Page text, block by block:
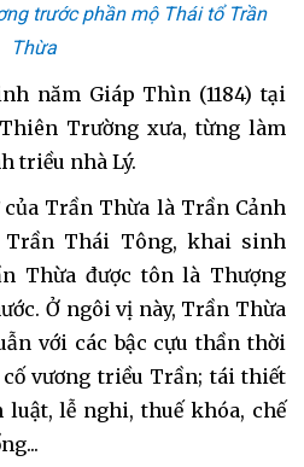
trước phần mộ Thái tổ Trần
Thừa
năm Giáp Thìn (1184) tại
Trường xưa, từng làm
triều nhà Lý.
của Trần Thừa là Trần Cảnh
Thái Tông, khai sinh
Thừa được tôn là Thượng
Ở ngôi vị này, Trần Thừa
với các bậc cựu thần thời
vương triều Trần; tái thiết
lễ nghi, thuế khóa, chế